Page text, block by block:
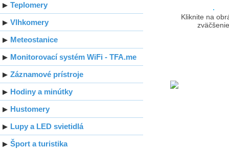
Kliknite na
Teplomery
Vlhkomery
Meteostanice
Monitorovací systém WiFi - TFA.me
Záznamové prístroje
Hodiny a minútky
Hustomery
Lupy a LED svietidlá
Šport a turistika